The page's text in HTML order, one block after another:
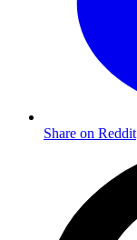
Share on Reddit